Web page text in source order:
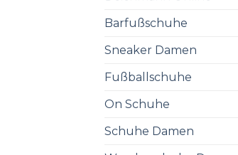
Barfußschuhe
Sneaker Damen
Fußballschuhe
On Schuhe
Schuhe Damen